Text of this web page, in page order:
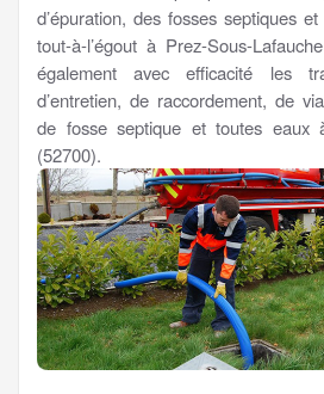
d’épuration, des fosses septiques
tout-à-l’égout à Prez-Sous-
également avec efficacité les
d’entretien, de raccordement, de
de fosse septique et toutes eaux
(52700).